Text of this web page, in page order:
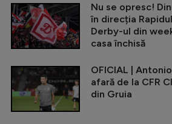
Nu se opresc!
în direcția
Derby-ul din
casa închisă
OFICIAL |
afară de la CFR
din Gruia